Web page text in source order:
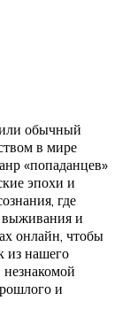
или обычный
в мире
«попаданцев»
эпохи и
где
выживания и
онлайн, чтобы
из нашего
и